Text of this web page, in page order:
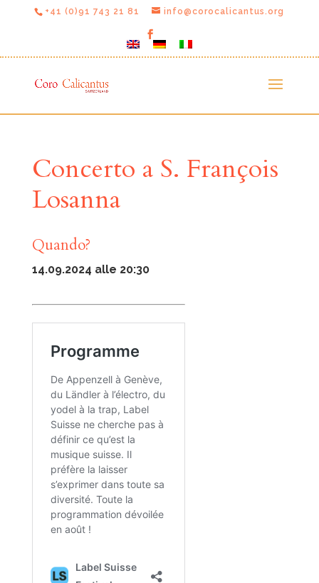
+41 (0)91 743 21 81 info@corocalicantus.org
Concerto a S. François
Losanna
Quando?
14.09.2024 alle 20:30